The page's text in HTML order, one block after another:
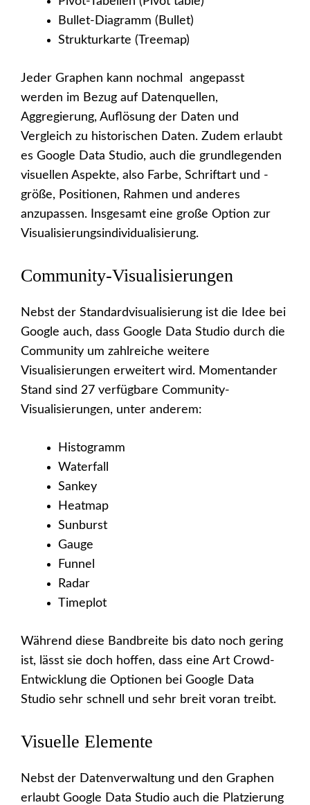
Bullet-Diagramm (Bullet)
Strukturkarte (Treemap)
Jeder Graphen kann nochmal angepasst
werden im Bezug auf Datenquellen,
Aggregierung, Auflösung der Daten und
Vergleich zu historischen Daten. Zudem erlaubt
es Google Data Studio, auch die grundlegenden
visuellen Aspekte, also Farbe, Schriftart und -
größe, Positionen, Rahmen und anderes
anzupassen. Insgesamt eine große Option zur
Visualisierungsindividualisierung.
Community-Visualisierungen
Nebst der Standardvisualisierung ist die Idee bei
Google auch, dass Google Data Studio durch die
Community um zahlreiche weitere
Visualisierungen erweitert wird. Momentander
Stand sind 27 verfügbare Community-
Visualisierungen, unter anderem:
Histogramm
Waterfall
Sankey
Heatmap
Sunburst
Gauge
Funnel
Radar
Timeplot
Während diese Bandbreite bis dato noch gering
ist, lässt sie doch hoffen, dass eine Art Crowd-
Entwicklung die Optionen bei Google Data
Studio sehr schnell und sehr breit voran treibt.
Visuelle Elemente
Nebst der Datenverwaltung und den Graphen
erlaubt Google Data Studio auch die Platzierung